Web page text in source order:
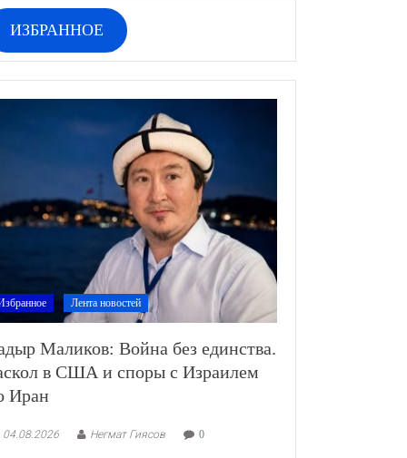
ИЗБРАННОЕ
Лента новостей
Маликов: Война без единства.
в США и споры с Израилем
Иран
04.08.2026 Негмат Гиясов 0